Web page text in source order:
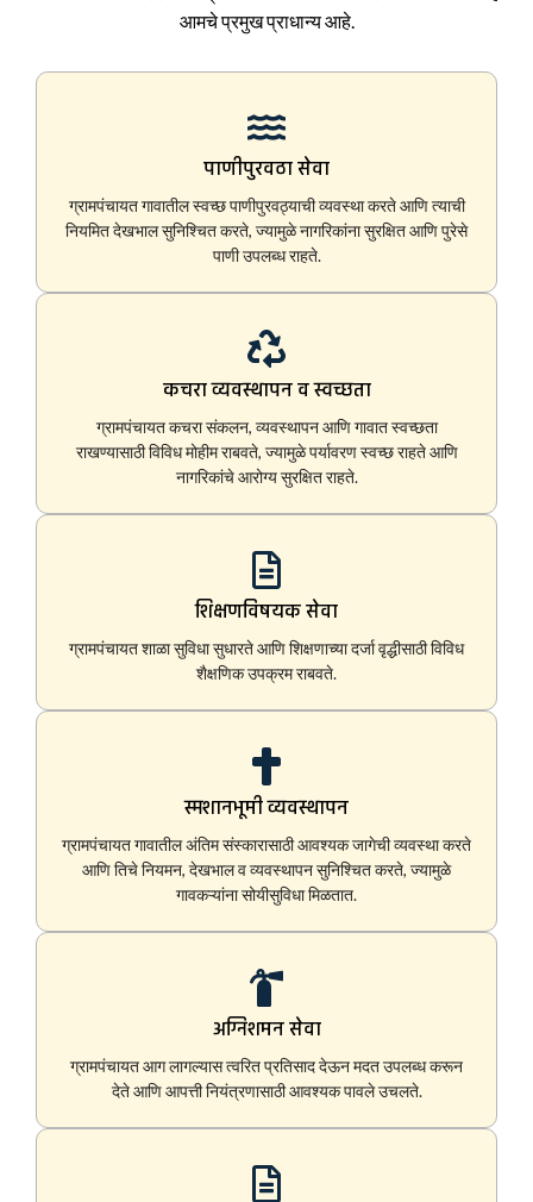
आमचे प्रमुख प्राधान्य आहे.
पाणीपुरवठा सेवा
ग्रामपंचायत गावातील स्वच्छ पाणीपुरवठ्याची व्यवस्था करते आणि त्याची
नियमित देखभाल सुनिश्चित करते, ज्यामुळे नागरिकांना सुरक्षित आणि पुरेसे
पाणी उपलब्ध राहते.
कचरा व्यवस्थापन व स्वच्छता
ग्रामपंचायत कचरा संकलन, व्यवस्थापन आणि गावात स्वच्छता
राखण्यासाठी विविध मोहीम राबवते, ज्यामुळे पर्यावरण स्वच्छ राहते आणि
नागरिकांचे आरोग्य सुरक्षित राहते.
शिक्षणविषयक सेवा
ग्रामपंचायत शाळा सुविधा सुधारते आणि शिक्षणाच्या दर्जा वृद्धीसाठी विविध
शैक्षणिक उपक्रम राबवते.
स्मशानभूमी व्यवस्थापन
ग्रामपंचायत गावातील अंतिम संस्कारासाठी आवश्यक जागेची व्यवस्था करते
आणि तिचे नियमन, देखभाल व व्यवस्थापन सुनिश्चित करते, ज्यामुळे
गावकऱ्यांना सोयीसुविधा मिळतात.
अग्निशमन सेवा
ग्रामपंचायत आग लागल्यास त्वरित प्रतिसाद देऊन मदत उपलब्ध करून
देते आणि आपत्ती नियंत्रणासाठी आवश्यक पावले उचलते.